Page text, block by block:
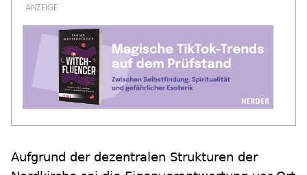
Aufgrund der dezentralen Strukturen der